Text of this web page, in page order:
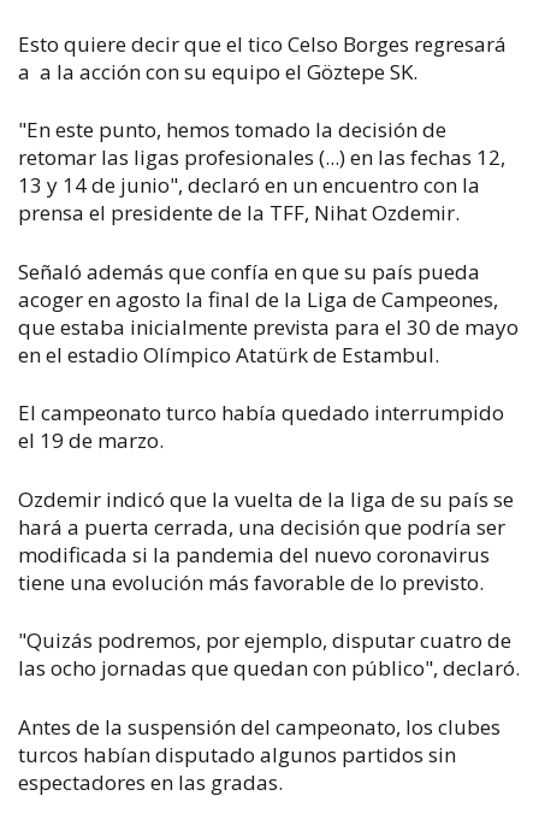
Esto quiere decir que el tico Celso Borges regresará
a a la acción con su equipo el Göztepe SK.
"En este punto, hemos tomado la decisión de
retomar las ligas profesionales (...) en las fechas 12,
13 y 14 de junio", declaró en un encuentro con la
prensa el presidente de la TFF, Nihat Ozdemir.
Señaló además que confía en que su país pueda
acoger en agosto la final de la Liga de Campeones,
que estaba inicialmente prevista para el 30 de mayo
en el estadio Olímpico Atatürk de Estambul.
El campeonato turco había quedado interrumpido
el 19 de marzo.
Ozdemir indicó que la vuelta de la liga de su país se
hará a puerta cerrada, una decisión que podría ser
modificada si la pandemia del nuevo coronavirus
tiene una evolución más favorable de lo previsto.
"Quizás podremos, por ejemplo, disputar cuatro de
las ocho jornadas que quedan con público", declaró.
Antes de la suspensión del campeonato, los clubes
turcos habían disputado algunos partidos sin
espectadores en las gradas.